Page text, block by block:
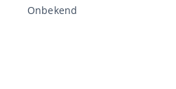
Onbekend